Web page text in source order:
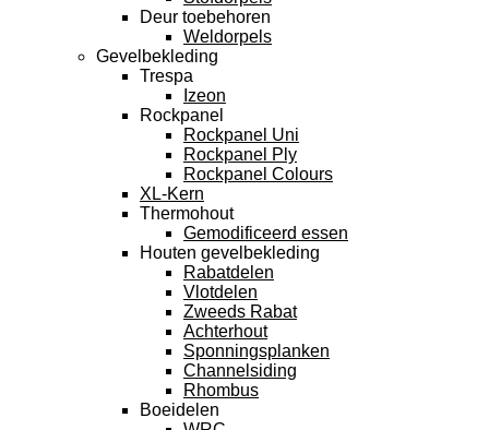
Deur toebehoren
Weldorpels
Gevelbekleding
Trespa
Izeon
Rockpanel
Rockpanel Uni
Rockpanel Ply
Rockpanel Colours
XL-Kern
Thermohout
Gemodificeerd essen
Houten gevelbekleding
Rabatdelen
Vlotdelen
Zweeds Rabat
Achterhout
Sponningsplanken
Channelsiding
Rhombus
Boeidelen